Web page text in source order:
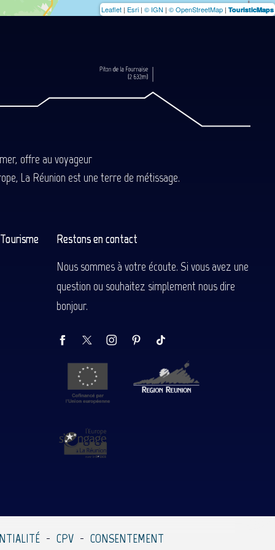
Leaflet | Esri | © IGN | © OpenStreetMap | TouristicMaps
offre au voyageur
La Réunion est une terre de métissage.
Restons en contact
Nous sommes à votre écoute. Si vous avez une
question ou souhaitez simplement nous dire
bonjour.
CPV CONSENTEMENT